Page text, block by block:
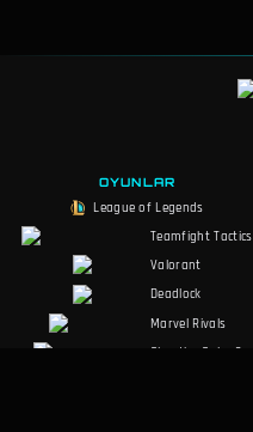
OYUNLAR
League of Legends
Teamfight Tactics
Valorant
Deadlock
Marvel Rivals
Slay the Spire 2